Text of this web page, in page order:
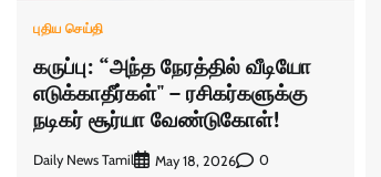
புதிய செய்தி
கருப்பு: “அந்த நேரத்தில் வீடியோ
எடுக்காதீர்கள்" – ரசிகர்களுக்கு
நடிகர் சூர்யா வேண்டுகோள்!
Daily News Tamil May 18, 2026 0